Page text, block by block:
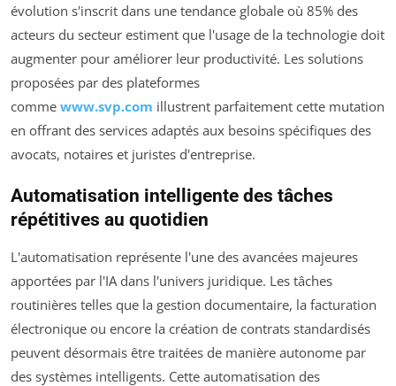
évolution s'inscrit dans une tendance globale où 85% des
acteurs du secteur estiment que l'usage de la technologie doit
augmenter pour améliorer leur productivité. Les solutions
proposées par des plateformes
comme www.svp.com illustrent parfaitement cette mutation
en offrant des services adaptés aux besoins spécifiques des
avocats, notaires et juristes d'entreprise.
Automatisation intelligente des tâches
répétitives au quotidien
L'automatisation représente l'une des avancées majeures
apportées par l'IA dans l'univers juridique. Les tâches
routinières telles que la gestion documentaire, la facturation
électronique ou encore la création de contrats standardisés
peuvent désormais être traitées de manière autonome par
des systèmes intelligents. Cette automatisation des